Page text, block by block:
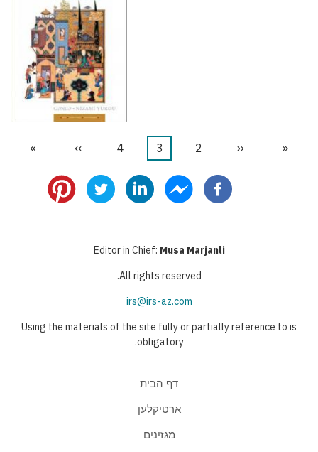
דף
«
הדף
‹‹ דף
2
דף
3 דף
4
הדף
››
הדף
»
Editor in Chief: Musa Marjanli
All rights reserved.
irs@irs-az.com
Using the materials of the site fully or partially reference to is
obligatory.
דף הבית
אַרטיקלען
מגזינים